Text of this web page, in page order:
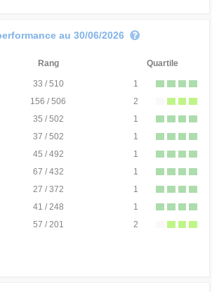
au 30/06/2026
Rang Quartile
33 / 510
1
156 / 506
2
35 / 502
1
37 / 502
1
45 / 492
1
67 / 432
1
27 / 372
1
41 / 248
1
57 / 201 2